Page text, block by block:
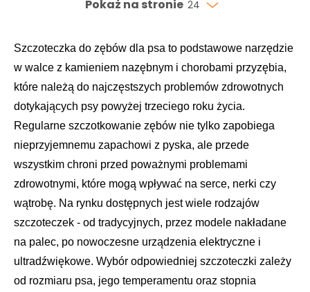
Pokaż na stronie 24
Szczoteczka do zębów dla psa to podstawowe narzędzie
w walce z kamieniem nazębnym i chorobami przyzębia,
które należą do najczęstszych problemów zdrowotnych
dotykających psy powyżej trzeciego roku życia.
Regularne szczotkowanie zębów nie tylko zapobiega
nieprzyjemnemu zapachowi z pyska, ale przede
wszystkim chroni przed poważnymi problemami
zdrowotnymi, które mogą wpływać na serce, nerki czy
wątrobę. Na rynku dostępnych jest wiele rodzajów
szczoteczek - od tradycyjnych, przez modele nakładane
na palec, po nowoczesne urządzenia elektryczne i
ultradźwiękowe. Wybór odpowiedniej szczoteczki zależy
od rozmiaru psa, jego temperamentu oraz stopnia